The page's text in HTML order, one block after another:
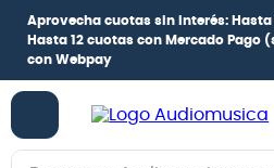
Aprovecha cuotas sin interés: Hasta
Hasta 12 cuotas con Mercado Pago
con Webpay
Buscar en Audiomusica.com